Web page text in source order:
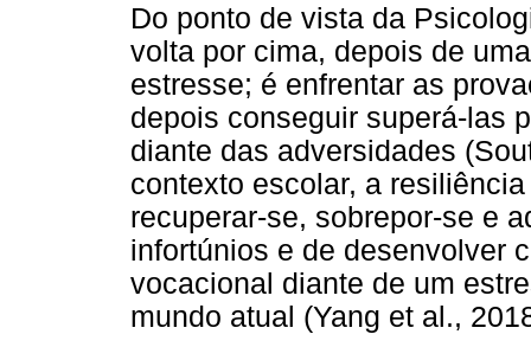
Do ponto de vista da
volta por cima, depois de
estresse; é enfrentar as
depois conseguir superá-las
diante das adversidades
contexto escolar, a
recuperar-se, sobrepor-se e
infortúnios e de desenvolver
vocacional diante de um
mundo atual (Yang et al.,